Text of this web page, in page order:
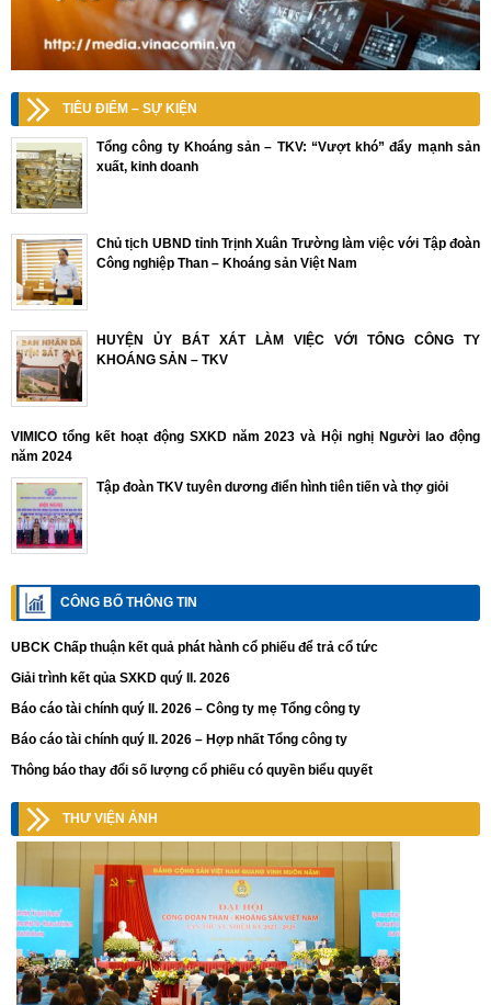
TIÊU ĐIỂM – SỰ KIỆN
Tổng công ty Khoáng sản – TKV: “Vượt khó” đẩy mạnh sản
xuất, kinh doanh
Chủ tịch UBND tỉnh Trịnh Xuân Trường làm việc với Tập đoàn
Công nghiệp Than – Khoáng sản Việt Nam
HUYỆN ỦY BÁT XÁT LÀM VIỆC VỚI TỔNG CÔNG TY
KHOÁNG SẢN – TKV
VIMICO tổng kết hoạt động SXKD năm 2023 và Hội nghị Người lao động
năm 2024
Tập đoàn TKV tuyên dương điển hình tiên tiến và thợ giỏi
CÔNG BỐ THÔNG TIN
UBCK Chấp thuận kết quả phát hành cổ phiếu để trả cổ tức
Giải trình kết qủa SXKD quý II. 2026
Báo cáo tài chính quý II. 2026 – Công ty mẹ Tổng công ty
Báo cáo tài chính quý II. 2026 – Hợp nhất Tổng công ty
Thông báo thay đổi số lượng cổ phiếu có quyền biểu quyết
THƯ VIỆN ẢNH